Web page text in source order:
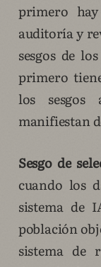
primero
auditoría y
sesgos de
primero
los sesgos
manifiestan
Sesgo de
cuando los
sistema de
población
sistema de